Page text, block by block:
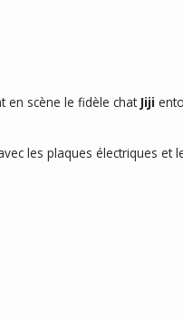
en scène le fidèle chat Jiji
les plaques électriques et